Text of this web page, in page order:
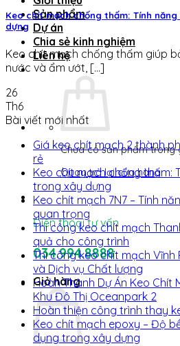
Sản phẩm
Dự án
Chia sẻ kinh nghiệm
Liên hệ
Chưa có sản phẩm trong
Quay trở lại cửa hàng
Điện thoại tư vấn
034.994.8888
Giỏ hàng
Keo chít mạch chống thấm: Tính
dựng
Keo chít mạch chống thấm giúp
nước và ẩm ướt, [...]
26
Th6
Bài viết mới nhất
Giá keo chít mạch 2 thành
rẻ
Keo chít mạch chống thấm:
trong xây dựng
Keo chít mạch 7N7 – Tính
quan trọng
Thi công keo chít mạch
quả cho công trình
Thi công keo chít mạch Vĩnh
và Dịch vụ Chất lượng
Hoàn Thành Dự Án Keo Chít
Khu Đô Thị Oceanpark 2
Hoàn thiện công trình thay
Keo chít mạch epoxy – Độ
dụng trong xây dựng